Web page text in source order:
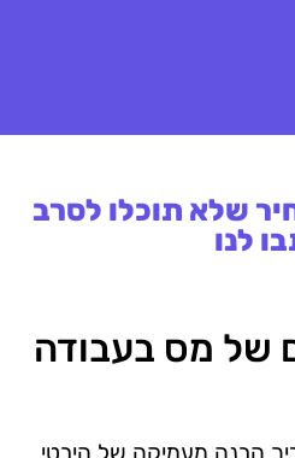
שלא תוכלו לסרב
לנו
של מס בעבודה
הבנה מעמיקה של היבטי